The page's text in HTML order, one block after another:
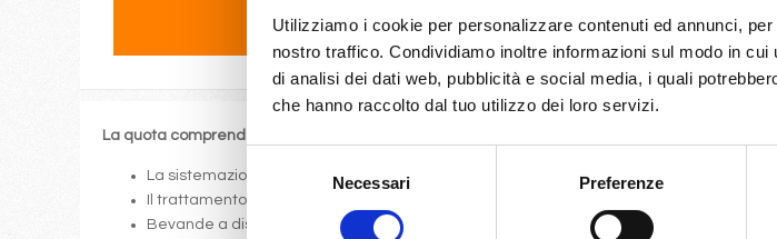
Utilizziamo i cookie per personalizzare contenuti ed annunci,
nostro traffico. Condividiamo inoltre informazioni sul modo in
di analisi dei dati web, pubblicità e social media, i quali
che hanno raccolto dal tuo utilizzo dei loro servizi.
del
Necessari Preferenze
RICHIEDI
La quota comprende
La sistemazione nella cabina prescelta dotata di ogni comfort: servizi privati, aria
Il trattamento di pensione completa a bordo (colazione, pranzo, cena a buffet o nei
Bevande a dispenser, serata di Gala con menù particolare.